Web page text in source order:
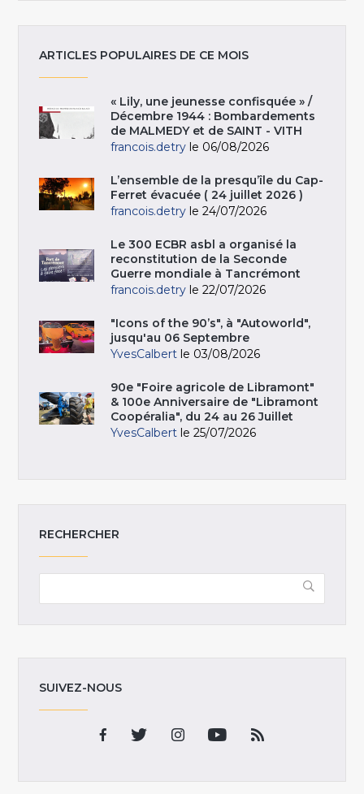
ARTICLES POPULAIRES DE CE MOIS
« Lily, une jeunesse confisquée » /
Décembre 1944 : Bombardements
de MALMEDY et de SAINT - VITH
francois.detry le 06/08/2026
L’ensemble de la presqu’île du Cap-
Ferret évacuée ( 24 juillet 2026 )
francois.detry le 24/07/2026
Le 300 ECBR asbl a organisé la
reconstitution de la Seconde
Guerre mondiale à Tancrémont
francois.detry le 22/07/2026
"Icons of the 90’s", à "Autoworld",
jusqu'au 06 Septembre
YvesCalbert le 03/08/2026
90e "Foire agricole de Libramont"
& 100e Anniversaire de "Libramont
Coopéralia", du 24 au 26 Juillet
YvesCalbert le 25/07/2026
RECHERCHER
SUIVEZ-NOUS